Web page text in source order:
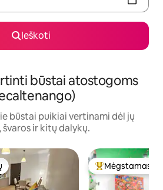
Ieškoti
būstai atostogoms
būstai puikiai vertinami dėl jų
švaros ir kitų dalykų.
Svečių
Mėgstamas